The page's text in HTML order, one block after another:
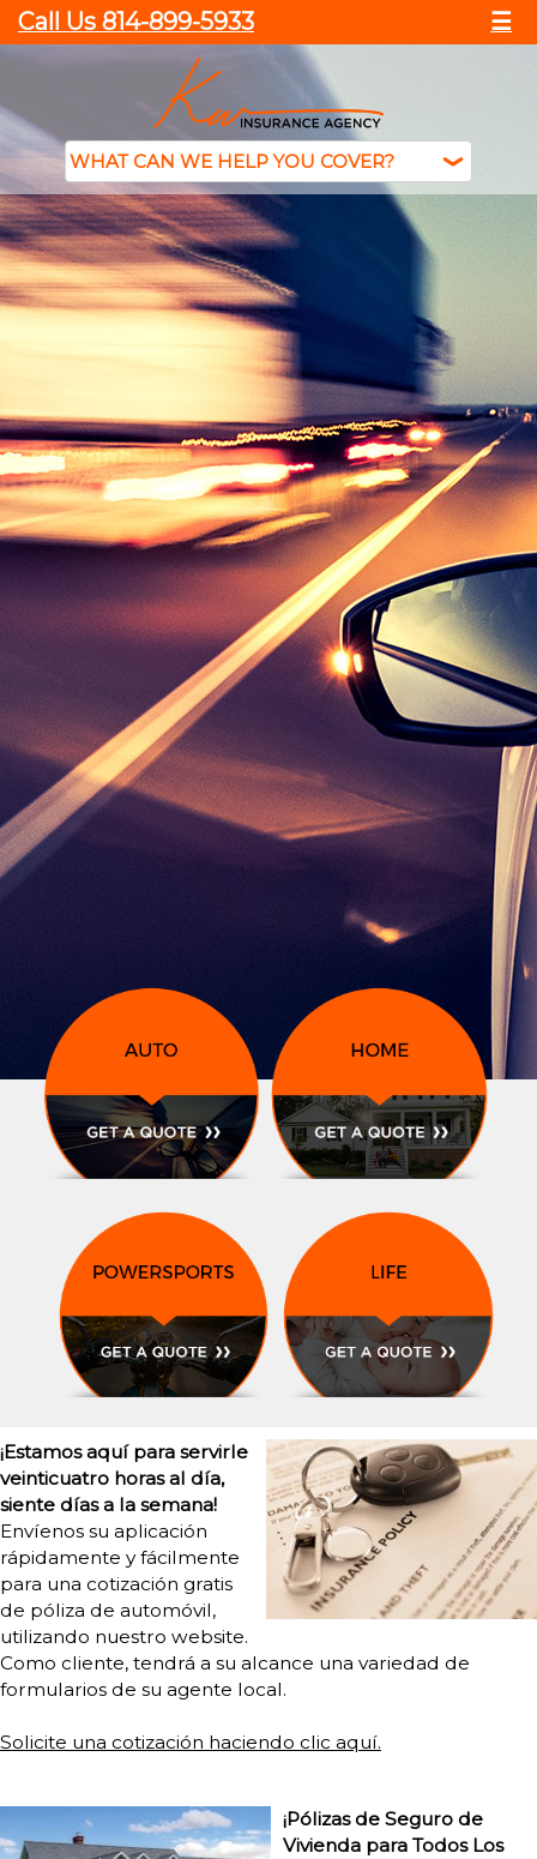
Call Us 814-899-5933 ☰
¡Estamos aquí para servirle
veinticuatro horas al día,
siente días a la semana!
Envíenos su aplicación
rápidamente y fácilmente
para una cotización gratis
de póliza de automóvil,
utilizando nuestro website.
Como cliente, tendrá a su alcance una variedad de
formularios de su agente local.
Solicite una cotización haciendo clic aquí.
¡Pólizas de Seguro de
Vivienda para Todos Los